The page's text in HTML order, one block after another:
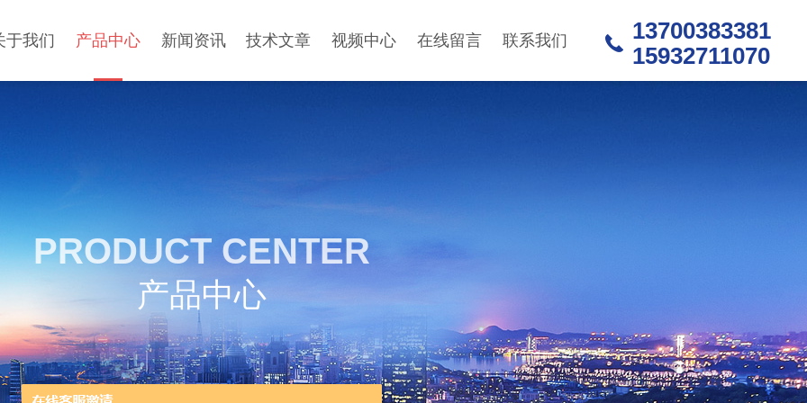
于我们 产品中心 新闻资讯 技术文章 视频中心 在线留言 联系我们
13700383381
15932711070
PRODUCT CENTER
产品中心